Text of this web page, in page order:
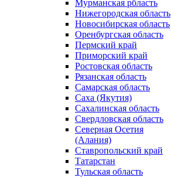
Мурманская рбласть
Нижегородская область
Новосибирская область
Оренбургская область
Пермский край
Приморский край
Ростовская область
Рязанская область
Самарская область
Саха (Якутия)
Сахалинская область
Свердловская область
Северная Осетия
(Алания)
Ставропольский край
Татарстан
Тульская область